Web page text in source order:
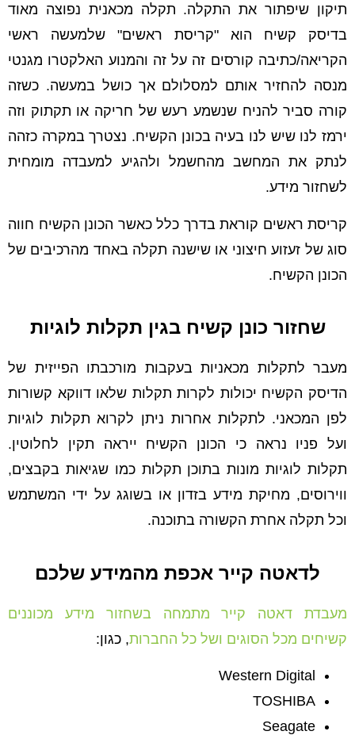
תיקון שיפתור את התקלה. תקלה מכאנית נפוצה מאוד
בדיסק קשיח הוא "קריסת ראשים" שלמעשה ראשי
הקריאה/כתיבה קורסים זה על זה והמנוע האלקטרו מגנטי
מנסה להחזיר אותם למסלולם אך כושל במעשה. כשזה
קורה סביר להניח שנשמע רעש של חריקה או תקתוק וזה
ירמז לנו שיש לנו בעיה בכונן הקשיח. נצטרך במקרה כזהה
לנתק את המחשב מהחשמל ולהגיע למעבדה מומחית
לשחזור מידע.
קריסת ראשים קוראת בדרך כלל כאשר הכונן הקשיח חווה
סוג של זעזוע חיצוני או שישנה תקלה באחד מהרכיבים של
הכונן הקשיח.
שחזור כונן קשיח בגין תקלות לוגיות
מעבר לתקלות מכאניות בעקבות מורכבתו הפייזית של
הדיסק הקשיח יכולות לקרות תקלות שלאו דווקא קשורות
לפן המכאני. לתקלות אחרות ניתן לקרוא תקלות לוגיות
ועל פניו נראה כי הכונן הקשיח ייראה תקין לחלוטין.
תקלות לוגיות מונות בתוכן תקלות כמו שגיאות בקבצים,
ווירוסים, מחיקת מידע בזדון או בשוגג על ידי המשתמש
וכל תקלה אחרת הקשורה בתוכנה.
לדאטה קייר אכפת מהמידע שלכם
מעבדת דאטה קייר מתמחה בשחזור מידע מכוננים
קשיחים מכל הסוגים ושל כל החברות, כגון:
Western Digital
TOSHIBA
Seagate